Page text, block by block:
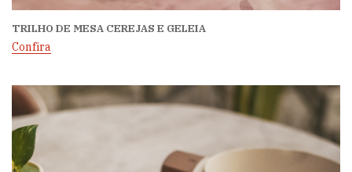
TRILHO DE MESA CEREJAS E GELEIA
Confira